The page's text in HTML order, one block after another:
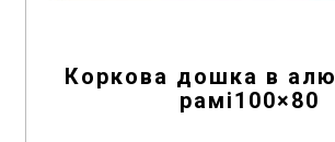
Коркова дошка в
рамі100×80